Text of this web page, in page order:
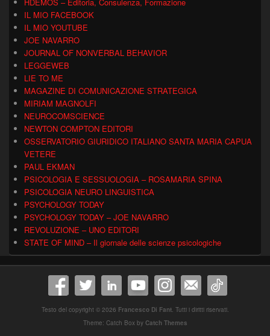
HDEMOS – Editoria, Consulenza, Formazione
IL MIO FACEBOOK
IL MIO YOUTUBE
JOE NAVARRO
JOURNAL OF NONVERBAL BEHAVIOR
LEGGEWEB
LIE TO ME
MAGAZINE DI COMUNICAZIONE STRATEGICA
MIRIAM MAGNOLFI
NEUROCOMSCIENCE
NEWTON COMPTON EDITORI
OSSERVATORIO GIURIDICO ITALIANO SANTA MARIA CAPUA
VETERE
PAUL EKMAN
PSICOLOGIA E SESSUOLOGIA – ROSAMARIA SPINA
PSICOLOGIA NEURO LINGUISTICA
PSYCHOLOGY TODAY
PSYCHOLOGY TODAY – JOE NAVARRO
REVOLUZIONE – UNO EDITORI
STATE OF MIND – Il giornale delle scienze psicologiche
Testo del copyright © 2026 Francesco Di Fant. Tutti i diritti riservati.
Theme: Catch Box by Catch Themes